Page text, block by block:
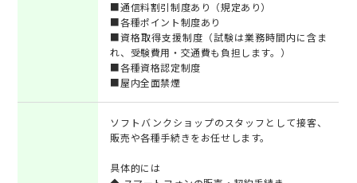
■通信料割引制度あり（規定あり）
■各種ポイント制度あり
■資格取得支援制度（試験は業務時間内に含ま
れ、受験費用・交通費も負担します。）
■各種資格認定制度
■屋内全面禁煙
ソフトバンクショップのスタッフとして接客、
販売や各種手続きをお任せします。
具体的には